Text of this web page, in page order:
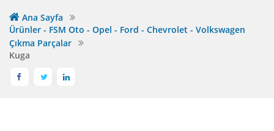
Ana Sayfa
Ürünler - FSM Oto - Opel - Ford - Chevrolet - Volkswagen
Çıkma Parçalar
Kuga